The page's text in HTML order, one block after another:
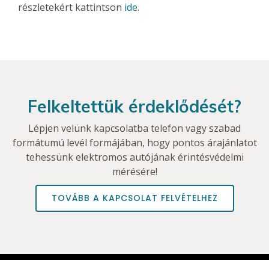
részletekért kattintson ide.
Felkeltettük érdeklődését?
Lépjen velünk kapcsolatba telefon vagy szabad
formátumú levél formájában, hogy pontos árajánlatot
tehessünk elektromos autójának érintésvédelmi
mérésére!
TOVÁBB A KAPCSOLAT FELVÉTELHEZ